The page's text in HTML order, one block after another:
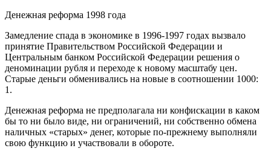
Денежная реформа 1998 года
Замедление спада в экономике в 1996-1997 годах вызвало
принятие Правительством Российской Федерации и
Центральным банком Российской Федерации решения о
деноминации рубля и переходе к новому масштабу цен.
Старые деньги обменивались на новые в соотношении 1000:
1.
Денежная реформа не предполагала ни конфискации в каком
бы то ни было виде, ни ограничений, ни собственно обмена
наличных «старых» денег, которые по-прежнему выполняли
свою функцию и участвовали в обороте.